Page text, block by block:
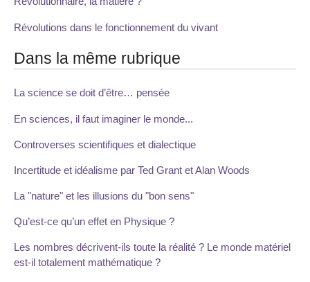
Révolutions dans le fonctionnement du vivant
Dans la même rubrique
La science se doit d’être… pensée
En sciences, il faut imaginer le monde...
Controverses scientifiques et dialectique
Incertitude et idéalisme par Ted Grant et Alan Woods
La "nature" et les illusions du "bon sens"
Qu’est-ce qu’un effet en Physique ?
Les nombres décrivent-ils toute la réalité ? Le monde matériel
est-il totalement mathématique ?